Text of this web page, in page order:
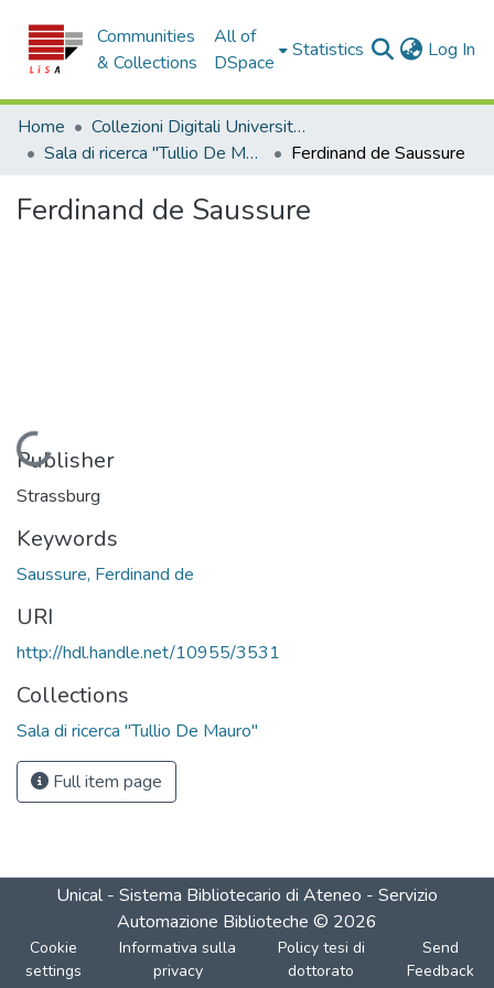
Communities
& Collections
All of
DSpace
Statistics Log In
Home
Collezioni Digitali Università della Calabria
Sala di ricerca "Tullio De Mauro"
Ferdinand de Saussure
Ferdinand de Saussure
Loading...
Publisher
Strassburg
Keywords
Saussure, Ferdinand de
URI
http://hdl.handle.net/10955/3531
Collections
Sala di ricerca "Tullio De Mauro"
Full item page
Unical - Sistema Bibliotecario di Ateneo - Servizio
Automazione Biblioteche © 2026
Cookie
settings
Informativa sulla
privacy
Policy tesi di
dottorato
Send
Feedback